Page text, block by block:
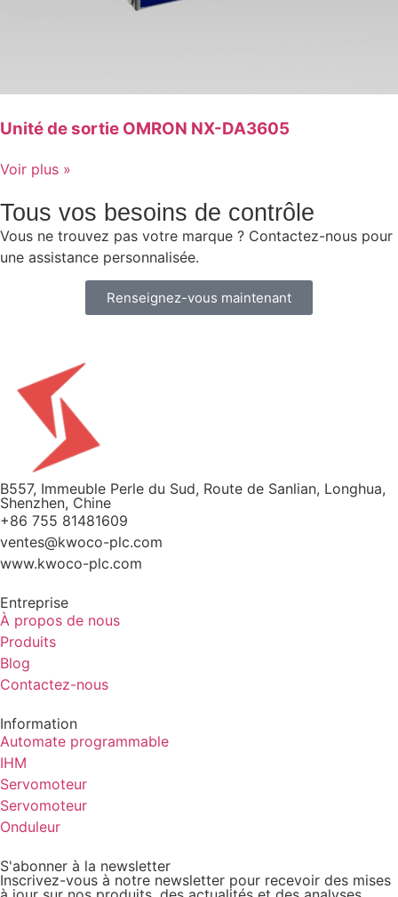
Unité de sortie OMRON NX-DA3605
Voir plus »
Tous vos besoins de contrôle
Vous ne trouvez pas votre marque ? Contactez-nous pour
une assistance personnalisée.
Renseignez-vous maintenant
B557, Immeuble Perle du Sud, Route de Sanlian, Longhua,
Shenzhen, Chine
+86 755 81481609
ventes@kwoco-plc.com
www.kwoco-plc.com
Entreprise
À propos de nous
Produits
Blog
Contactez-nous
Information
Automate programmable
IHM
Servomoteur
Servomoteur
Onduleur
S'abonner à la newsletter
Inscrivez-vous à notre newsletter pour recevoir des mises